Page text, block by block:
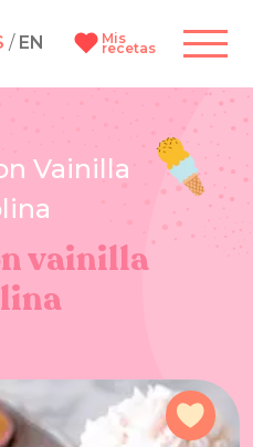
/ EN Mis
recetas
Vainilla
vainilla